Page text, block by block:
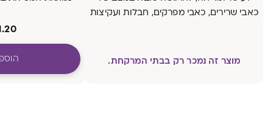
כאבי שרירים, כאבי מפרקים, חבלות ועקיצות
מוצר זה נמכר רק בבתי המרקחת.